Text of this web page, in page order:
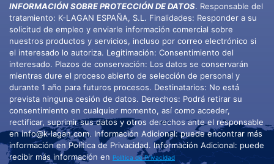
INFORMACIÓN SOBRE PROTECCIÓN DE DATOS. Responsable del
tratamiento: K-LAGAN ESPAÑA, S.L. Finalidades: Responder a su
solicitud de empleo y enviarle información comercial sobre
nuestros productos y servicios, incluso por correo electrónico si
el interesado lo autoriza. Legitimación: Consentimiento del
interesado. Plazos de conservación: Los datos se conservarán
mientras dure el proceso abierto de selección de personal y
durante 1 año para futuros procesos. Destinatarios: No está
prevista ninguna cesión de datos. Derechos: Podrá retirar su
consentimiento en cualquier momento, así como acceder,
rectificar, suprimir sus datos y otros derechos ante el responsable
en info@k-lagan.com. Información Adicional: puede encontrar más
información en Política de Privacidad. Información Adicional: puede
recibir más información en Política de Privacidad